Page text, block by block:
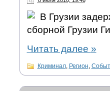
В Грузии
сборной Грузии
Читать далее »
Криминал, Регион,